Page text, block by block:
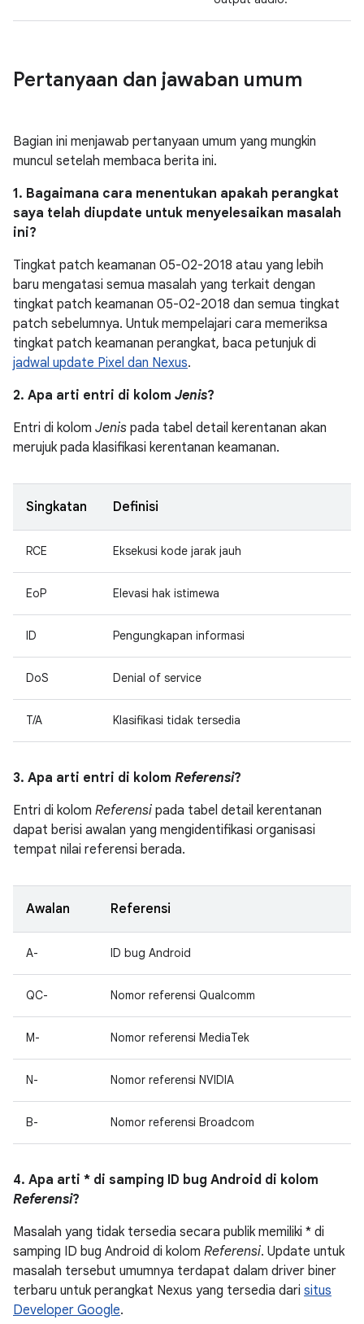
Pertanyaan dan jawaban umum
Bagian ini menjawab pertanyaan umum yang mungkin
muncul setelah membaca berita ini.
1. Bagaimana cara menentukan apakah perangkat
saya telah diupdate untuk menyelesaikan masalah
ini?
Tingkat patch keamanan 05-02-2018 atau yang lebih
baru mengatasi semua masalah yang terkait dengan
tingkat patch keamanan 05-02-2018 dan semua tingkat
patch sebelumnya. Untuk mempelajari cara memeriksa
tingkat patch keamanan perangkat, baca petunjuk di
jadwal update Pixel dan Nexus.
2. Apa arti entri di kolom Jenis?
Entri di kolom Jenis pada tabel detail kerentanan akan
merujuk pada klasifikasi kerentanan keamanan.
Singkatan Definisi
RCE Eksekusi kode jarak jauh
EoP Elevasi hak istimewa
ID Pengungkapan informasi
DoS Denial of service
T/A Klasifikasi tidak tersedia
3. Apa arti entri di kolom Referensi?
Entri di kolom Referensi pada tabel detail kerentanan
dapat berisi awalan yang mengidentifikasi organisasi
tempat nilai referensi berada.
Awalan Referensi
A- ID bug Android
QC- Nomor referensi Qualcomm
M- Nomor referensi MediaTek
N- Nomor referensi NVIDIA
B- Nomor referensi Broadcom
4. Apa arti * di samping ID bug Android di kolom
Referensi?
Masalah yang tidak tersedia secara publik memiliki * di
samping ID bug Android di kolom Referensi. Update untuk
masalah tersebut umumnya terdapat dalam driver biner
terbaru untuk perangkat Nexus yang tersedia dari situs
Developer Google.